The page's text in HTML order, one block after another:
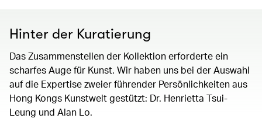
Hinter der Kuratierung
Das Zusammenstellen der Kollektion erforderte ein
scharfes Auge für Kunst. Wir haben uns bei der Auswahl
auf die Expertise zweier führender Persönlichkeiten aus
Hong Kongs Kunstwelt gestützt: Dr. Henrietta Tsui-
Leung und Alan Lo.